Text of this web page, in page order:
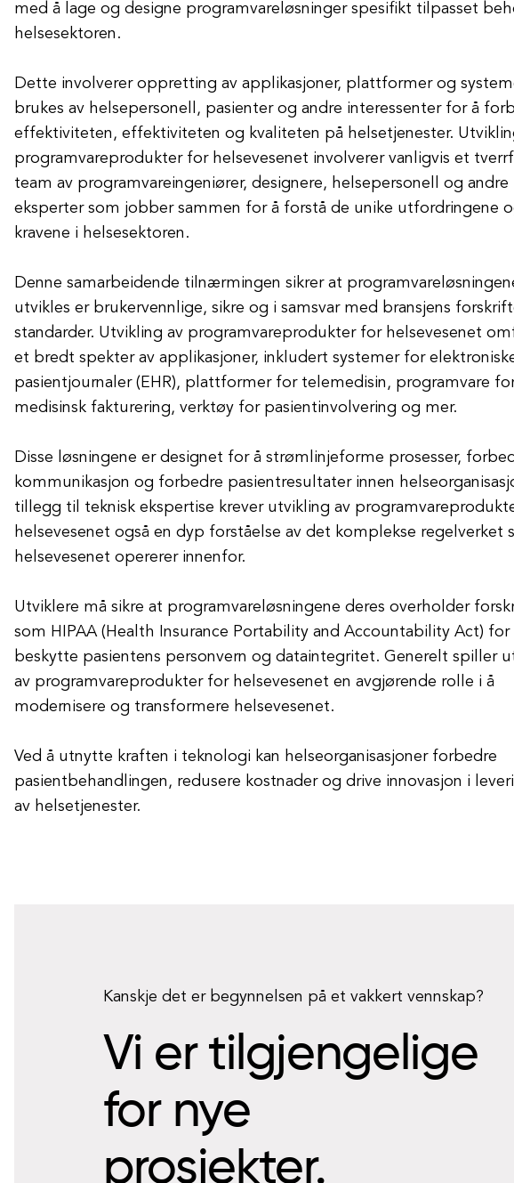
med å lage og designe programvareløsninger spesifikt tilpasset
helsesektoren.
Dette involverer oppretting av applikasjoner, plattformer og
brukes av helsepersonell, pasienter og andre interessenter for å
effektiviteten, effektiviteten og kvaliteten på helsetjenester.
programvareprodukter for helsevesenet involverer vanligvis et
team av programvareingeniører, designere, helsepersonell og andre
eksperter som jobber sammen for å forstå de unike utfordringene
kravene i helsesektoren.
Denne samarbeidende tilnærmingen sikrer at
utvikles er brukervennlige, sikre og i samsvar med bransjens
standarder. Utvikling av programvareprodukter for helsevesenet
et bredt spekter av applikasjoner, inkludert systemer for
pasientjournaler (EHR), plattformer for telemedisin, programvare
medisinsk fakturering, verktøy for pasientinvolvering og mer.
Disse løsningene er designet for å strømlinjeforme prosesser,
kommunikasjon og forbedre pasientresultater innen
tillegg til teknisk ekspertise krever utvikling av
helsevesenet også en dyp forståelse av det komplekse regelverket
helsevesenet opererer innenfor.
Utviklere må sikre at programvareløsningene deres overholder
som HIPAA (Health Insurance Portability and Accountability Act) for
beskytte pasientens personvern og dataintegritet. Generelt spiller
av programvareprodukter for helsevesenet en avgjørende rolle i å
modernisere og transformere helsevesenet.
Ved å utnytte kraften i teknologi kan helseorganisasjoner forbedre
pasientbehandlingen, redusere kostnader og drive innovasjon i
av helsetjenester.
Kanskje det er begynnelsen på et vakkert vennskap?
Vi er tilgjengelige
for nye
prosjekter.